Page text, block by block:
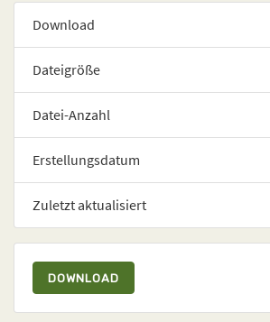
Download
Dateigröße
Datei-Anzahl
Erstellungsdatum
Zuletzt aktualisiert
DOWNLOAD